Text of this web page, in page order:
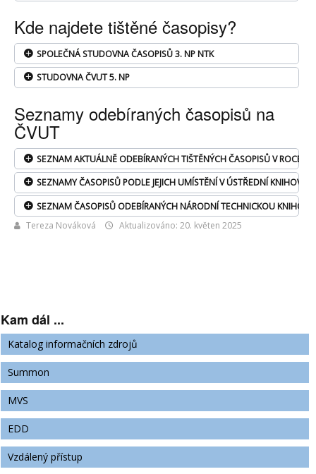
Kde najdete tištěné časopisy?
SPOLEČNÁ STUDOVNA ČASOPISŮ 3. NP NTK
STUDOVNA ČVUT 5. NP
Seznamy odebíraných časopisů na
ČVUT
SEZNAM AKTUÁLNĚ ODEBÍRANÝCH TIŠTĚNÝCH ČASOPISŮ V ROCE
SEZNAMY ČASOPISŮ PODLE JEJICH UMÍSTĚNÍ V ÚSTŘEDNÍ KNIHOVNĚ
SEZNAM ČASOPISŮ ODEBÍRANÝCH NÁRODNÍ TECHNICKOU
Tereza Nováková
Aktualizováno: 20. květen 2025
Kam dál ...
Katalog informačních zdrojů
Summon
MVS
EDD
Vzdálený přístup